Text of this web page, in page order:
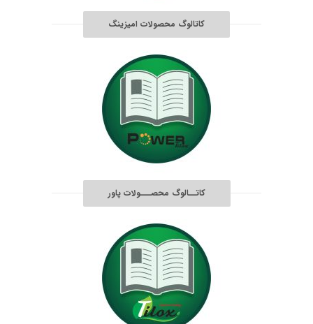
کاتالوگ محصولات امیزینگ
کاتــالوگ محصـــولات پاور